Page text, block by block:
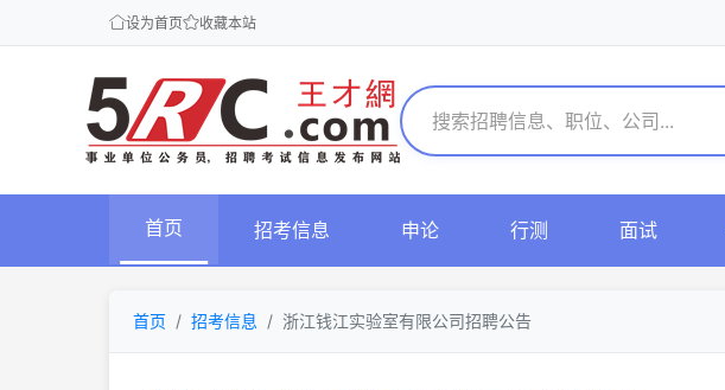
设为首页 收藏本站
首页 招考信息 申论 行测 面试
首页 招考信息 浙江钱江实验室有限公司招聘公告